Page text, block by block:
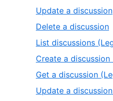
Update a discussion
Delete a discussion
List discussions
Create a discussion
Get a discussion
Update a